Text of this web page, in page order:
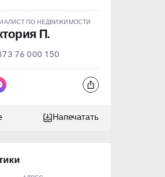
ПО НЕДВИЖИМОСТИ
П.
76 000 150
Напечатать